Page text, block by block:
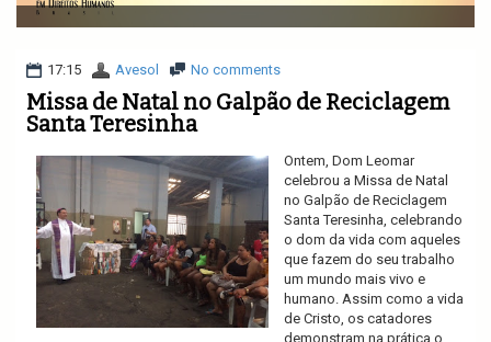
v
i
a
t
i
17:15 Avesol No comments
Missa de Natal no Galpão de Reciclagem
Santa Teresinha
Ontem, Dom Leomar
celebrou a Missa de Natal
no Galpão de Reciclagem
Santa Teresinha, celebrando
o dom da vida com aqueles
que fazem do seu trabalho
um mundo mais vivo e
humano. Assim como a vida
de Cristo, os catadores
demonstram na prática o